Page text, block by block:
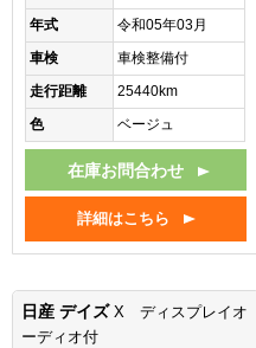
年式
令和05年03月
車検
車検整備付
走行距離
25440km
色
ベージュ
在庫お問合わせ
詳細はこちら
日産 デイズ X ディスプレイオ
ーディオ付